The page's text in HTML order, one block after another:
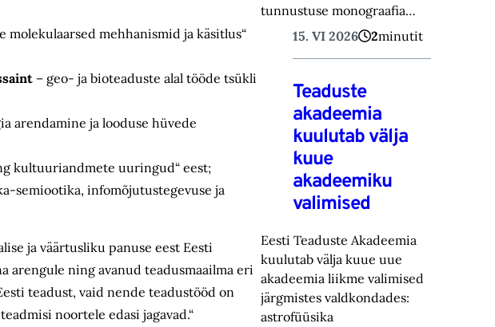
mehhanismid ja käsitlus“
– geo- ja bioteaduste alal tööde tsükli
arendamine ja looduse hüvede
kultuuriandmete uuringud“ eest;
semiootika, infomõjutustegevuse ja
ja väärtusliku panuse eest Eesti
arengule ning avanud teadusmaailma eri
teadust, vaid nende teadustööd on
noortele edasi jagavad.“
tunnustuse monograafia…
15. VI 2026
2minutit
Teaduste
akadeemia
kuulutab välja
kuue
akadeemiku
valimised
Eesti Teaduste Akadeemia
kuulutab välja kuue uue
akadeemia liikme valimised
järgmistes valdkondades:
astrofüüsika